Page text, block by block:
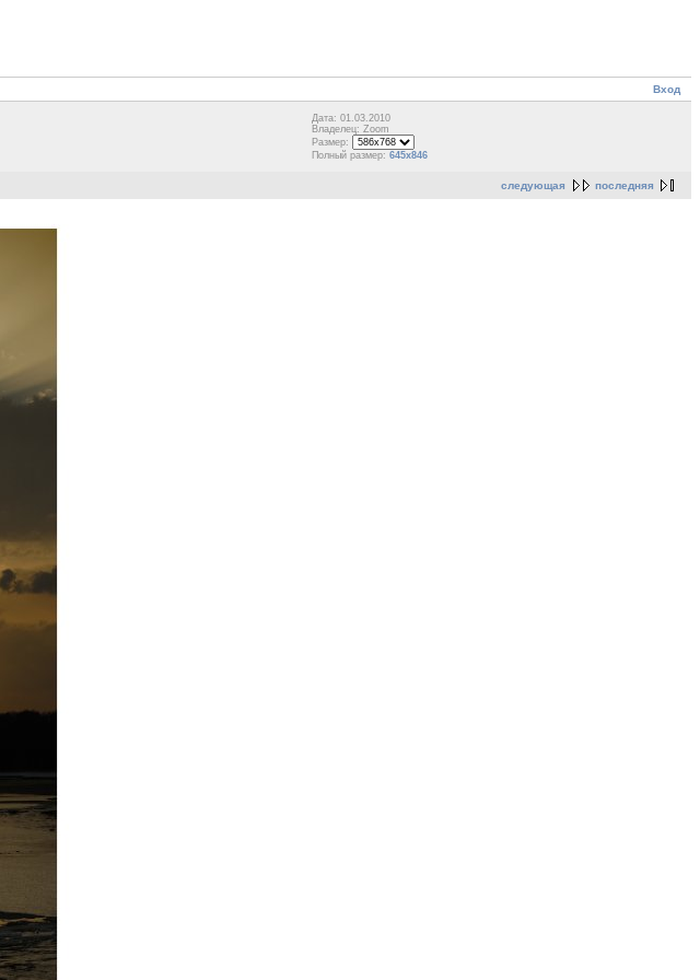
Вход
Дата: 01.03.2010
Владелец: Zoom
Размер:
Полный размер: 645x846
следующая последняя